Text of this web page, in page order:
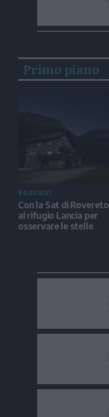
Primo piano
PASUBIO
Con la Sat di Rovereto
al rifugio Lancia per
osservare le stelle